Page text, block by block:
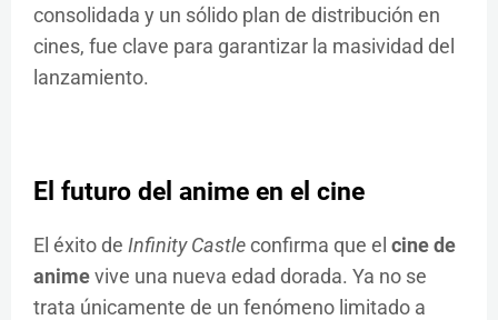
consolidada y un sólido plan de distribución en
cines, fue clave para garantizar la masividad del
lanzamiento.
El futuro del anime en el cine
El éxito de Infinity Castleconfirma que el cine de
animevive una nueva edad dorada. Ya no se
trata únicamente de un fenómeno limitado a